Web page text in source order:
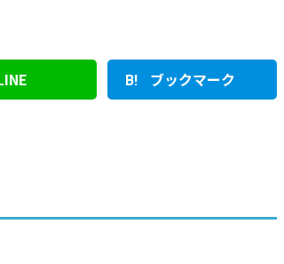
ブックマーク